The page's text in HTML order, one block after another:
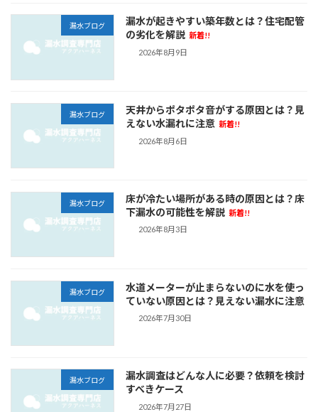
漏水ブログ
漏水が起きやすい築年数とは？住宅配管
の劣化を解説 新着!!
2026年8月9日
漏水ブログ
天井からポタポタ音がする原因とは？見
えない水漏れに注意 新着!!
2026年8月6日
漏水ブログ
床が冷たい場所がある時の原因とは？床
下漏水の可能性を解説 新着!!
2026年8月3日
漏水ブログ
水道メーターが止まらないのに水を使っ
ていない原因とは？見えない漏水に注意
2026年7月30日
漏水ブログ
漏水調査はどんな人に必要？依頼を検討
すべきケース
2026年7月27日